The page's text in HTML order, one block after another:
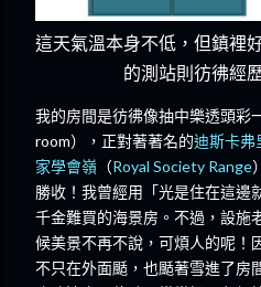
這天氣溫本身不低，但鎮裡
的測站則彷彿經
我的房間是彷彿像抽中樂透頭彩
room），正對著著名的迪斯卡弗
家學會嶺 （Royal Society Range
勝收！我曾經用「光是住在這邊
千金難買的海景房。不過，設施
候美景不再不說，可煩人的呢！
不只在外面颳，也颳著雪進了房